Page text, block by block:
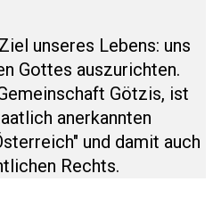
unseres Lebens: uns
Gottes auszurichten.
Götzis, ist
anerkannten
und damit auch
Rechts.